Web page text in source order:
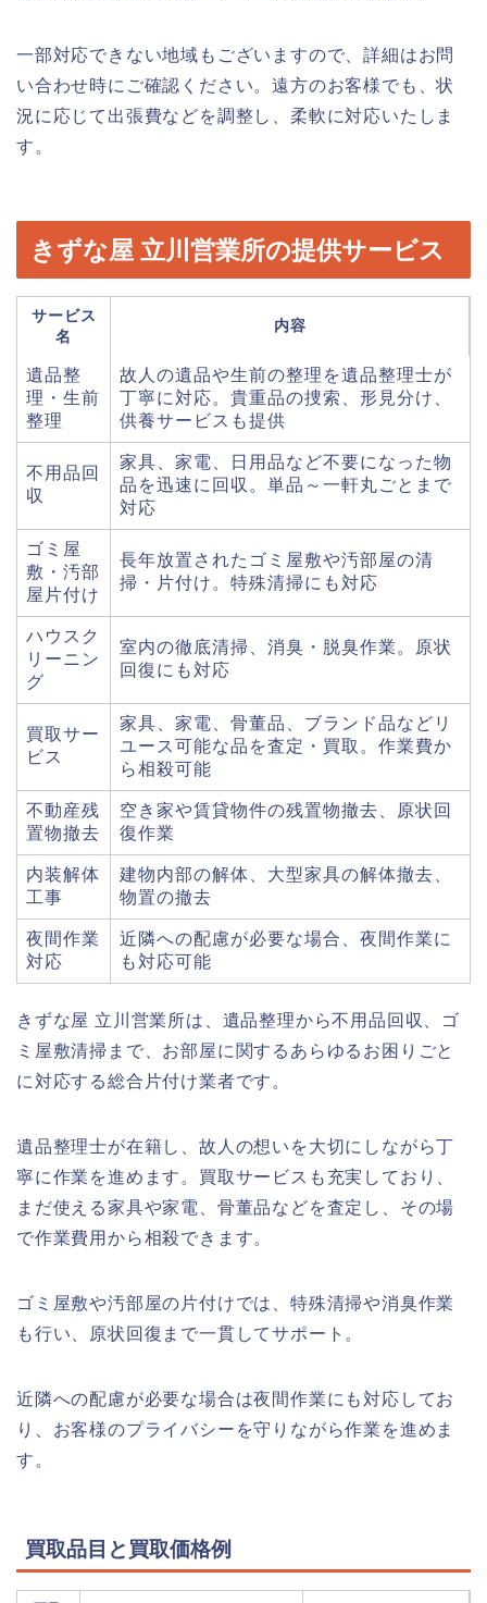
一部対応できない地域もございますので、詳細はお問
い合わせ時にご確認ください。遠方のお客様でも、状
況に応じて出張費などを調整し、柔軟に対応いたしま
す。
きずな屋 立川営業所の提供サービス
サービス
名
内容
遺品整
理・生前
整理
故人の遺品や生前の整理を遺品整理士が
丁寧に対応。貴重品の捜索、形見分け、
供養サービスも提供
不用品回
収
家具、家電、日用品など不要になった物
品を迅速に回収。単品～一軒丸ごとまで
対応
ゴミ屋
敷・汚部
屋片付け
長年放置されたゴミ屋敷や汚部屋の清
掃・片付け。特殊清掃にも対応
ハウスク
リーニン
グ
室内の徹底清掃、消臭・脱臭作業。原状
回復にも対応
買取サー
ビス
家具、家電、骨董品、ブランド品などリ
ユース可能な品を査定・買取。作業費か
ら相殺可能
不動産残
置物撤去
空き家や賃貸物件の残置物撤去、原状回
復作業
内装解体
工事
建物内部の解体、大型家具の解体撤去、
物置の撤去
夜間作業
対応
近隣への配慮が必要な場合、夜間作業に
も対応可能
きずな屋 立川営業所は、遺品整理から不用品回収、ゴ
ミ屋敷清掃まで、お部屋に関するあらゆるお困りごと
に対応する総合片付け業者です。
遺品整理士が在籍し、故人の想いを大切にしながら丁
寧に作業を進めます。買取サービスも充実しており、
まだ使える家具や家電、骨董品などを査定し、その場
で作業費用から相殺できます。
ゴミ屋敷や汚部屋の片付けでは、特殊清掃や消臭作業
も行い、原状回復まで一貫してサポート。
近隣への配慮が必要な場合は夜間作業にも対応してお
り、お客様のプライバシーを守りながら作業を進めま
す。
買取品目と買取価格例